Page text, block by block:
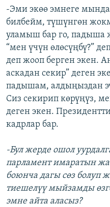
-Эми экөө эмнеге
билбейм, түшүнгөн
уламыш бар го,
“мен үчүн өлөсүңбү?”
деп жооп берген экен.
аскадан секир” деген
падышам, алдыңыздан
Сиз секирип көрүңүз,
деген экен.
кадрлар бар.
-Бул жерде ошол
парламент имаратын
боюнча дагы сөз болуп
тиешелүү мыйзамды
эмне айта аласыз?